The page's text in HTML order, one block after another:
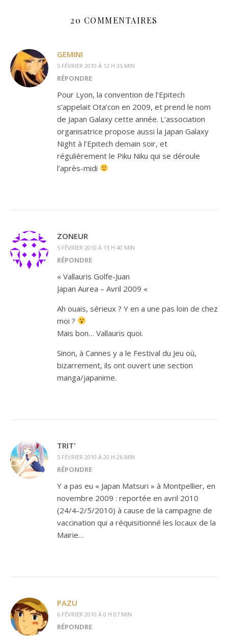
20 COMMENTAIRES
GEMINI
5 FÉVRIER 2010 À 12 H 35 MIN
RÉPONDRE
Pour Lyon, la convention de l’Epitech
s’appelait Ota’con en 2009, et prend le nom
de Japan Galaxy cette année. L’association
organisatrice propose aussi la Japan Galaxy
Night à l’Epitech demain soir, et
régulièrement le Piku Niku qui se déroule
l’après-midi
ZONEUR
5 FÉVRIER 2010 À 13 H 40 MIN
RÉPONDRE
« Vallauris Golfe-Juan
Japan Aurea – Avril 2009 «
Ah ouais, sérieux ? Y en a une pas loin de chez
moi ?
Mais bon… Vallauris quoi.
Sinon, à Cannes y a le Festival du Jeu où,
bizarrement, ils ont ouvert une section
manga/japanime.
TRIT'
5 FÉVRIER 2010 À 20 H 26 MIN
RÉPONDRE
Y a pas eu « Japan Matsuri » à Montpellier, en
novembre 2009 : reportée en avril 2010
(24/4-2/5/2010) à cause de la campagne de
vaccination qui a réquisitionné les locaux de la
Mairie…
PAZU
6 FÉVRIER 2010 À 0 H 07 MIN
RÉPONDRE